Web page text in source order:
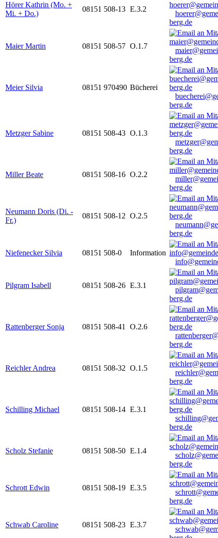
Hörer Kathrin (Mo. +
Mi. + Do.)
08151 508-13 E.3.2
berg.de
Maier Martin 08151 508-57 O.1.7
berg.de
Meier Silvia 08151 970490 Bücherei
berg.de
Metzger Sabine 08151 508-43 O.1.3
berg.de
Miller Beate 08151 508-16 O.2.2
berg.de
Neumann Doris (Di. -
Fr.)
08151 508-12 O.2.5
berg.de
Niefenecker Silvia 08151 508-0
Information
Pilgram Isabell 08151 508-26 E.3.1
berg.de
Rattenberger Sonja 08151 508-41
O.2.6
berg.de
Reichler Andrea 08151 508-32 O.1.5
berg.de
Schilling Michael 08151 508-14 E.3.1
berg.de
Scholz Stefanie 08151 508-50 E.1.4
berg.de
Schrott Edwin 08151 508-19 E.3.5
berg.de
Schwab Caroline 08151 508-23 E.3.7